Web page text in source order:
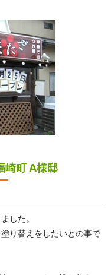
崎町 A様邸
した。
り替えをしたいとの事で